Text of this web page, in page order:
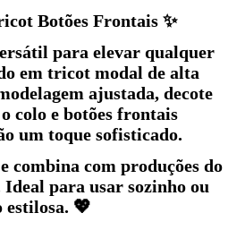
Botões Frontais ✨
para elevar qualquer
em tricot modal de alta
ajustada, decote
colo e botões frontais
um toque sofisticado.
combina com produções do
Ideal para usar sozinho ou
estilosa. 💖